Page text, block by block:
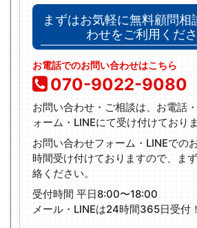
まずはお気軽に無料顧問相
わせをご利用くださ
お電話でのお問い合わせはこちら
070-9022-9080
お問い合わせ・ご相談は、お電話
ォーム・LINEにて受け付けておりま
お問い合わせフォーム・LINEでの
時間受け付けておりますので、ま
絡ください。
受付時間 平日8:00〜18:00
メール・LINEは24時間365日受付！